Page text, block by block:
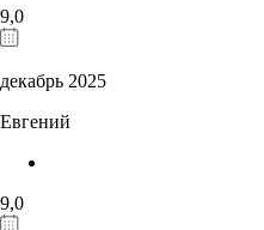
9,0
декабрь 2025
Евгений
9,0